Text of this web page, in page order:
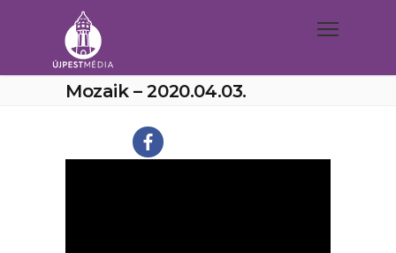
Mozaik – 2020.04.03.